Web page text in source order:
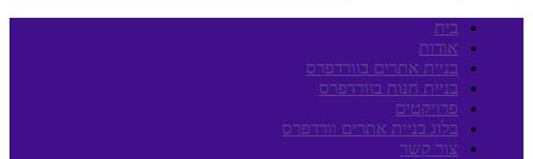
בית
אודות
בניית אתרים בוורדפרס
בניית חנות בוורדפרס
פרויקטים
בלוג בניית אתרים וורדפרס
צור קשר